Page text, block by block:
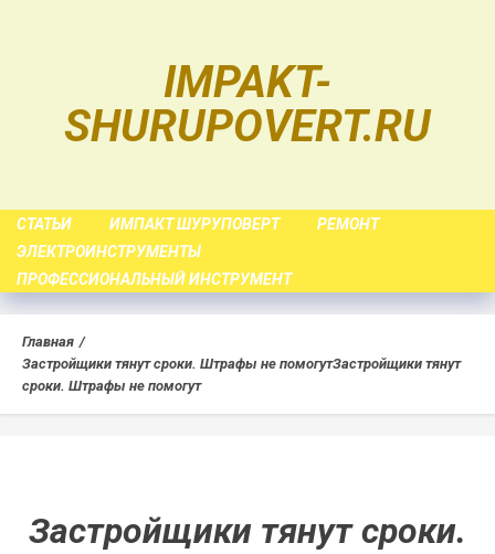
IMPAKT-
SHURUPOVERT.RU
СТАТЬИ ИМПАКТ ШУРУПОВЕРТ
РЕМОНТ
ЭЛЕКТРОИНСТРУМЕНТЫ
ПРОФЕССИОНАЛЬНЫЙ ИНСТРУМЕНТ
Главная
Застройщики тянут сроки. Штрафы не помогутЗастройщики тянут
сроки. Штрафы не помогут
Застройщики тянут сроки.